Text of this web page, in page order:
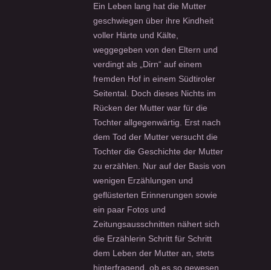
Ein Leben lang hat die Mutter
geschwiegen über ihre Kindheit
voller Härte und Kälte,
weggegeben von den Eltern und
verdingt als „Dirn“ auf einem
fremden Hof in einem Südtiroler
Seitental. Doch dieses Nichts im
Rücken der Mutter war für die
Tochter allgegenwärtig. Erst nach
dem Tod der Mutter versucht die
Tochter die Geschichte der Mutter
zu erzählen. Nur auf der Basis von
wenigen Erzählungen und
geflüsterten Erinnerungen sowie
ein paar Fotos und
Zeitungsausschnitten nähert sich
die Erzählerin Schritt für Schritt
dem Leben der Mutter an, stets
hinterfragend, ob es so gewesen